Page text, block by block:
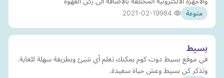
منوعة 2021-02-19
بسيط
في موقع بسيط دوت كوم يمكنك تعلم أي شيئ وبطريقة سهلة للغاية.
وتذكر كن بسيط وعش حياة سعيدة.